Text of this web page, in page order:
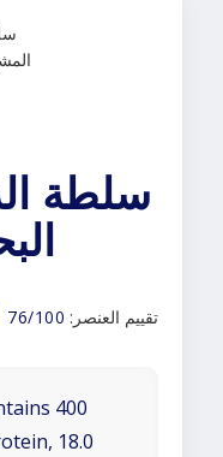
سلطة
تقييم العنصر: 76/100
400
18.0